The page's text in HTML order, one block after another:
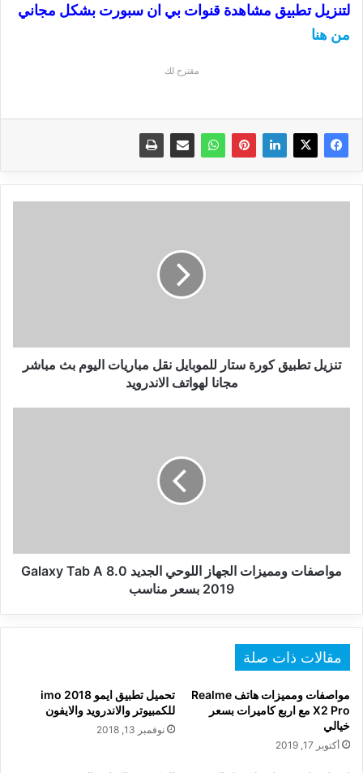
لتنزيل تطبيق مشاهدة قنوات بي ان سبورت بشكل مجاني
من هنا
مقترح لك
بث
مباشر
تنزيل تطبيق كورة ستار للموبايل نقل مباريات اليوم بث مباشر
مجانا لهواتف الاندرويد
8.0
2019
مواصفات ومميزات الجهاز اللوحي الجديد Galaxy Tab A 8.0
2019 بسعر مناسب
مقالات ذات صلة
مواصفات ومميزات هاتف Realme
X2 Pro مع اربع كاميرات بسعر
خيالي
أكتوبر 17, 2019
تحميل تطبيق ايمو 2018 imo
للكمبيوتر والاندرويد والايفون
نوفمبر 13, 2018